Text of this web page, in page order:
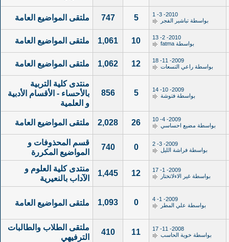
2010- 3- 1
بواسطة تباشير الفجر 5
747 ملتقى المواضيع العامة
2010- 2- 13
بواسطة fatma
10
1,061 ملتقى المواضيع العامة
2009- 11- 18
بواسطة راعي التسعات 12
1,062 ملتقى المواضيع العامة
2009- 10- 14
بواسطة فتوشة 5
856
منتدى كلية التربية
بالأحساء - الأقسام الأدبية
و العلمية
2009- 4- 10
بواسطة مضيع احساسي 26
2,028 ملتقى المواضيع العامة
2009- 3- 2
بواسطة فراشة الليل 0
740
قسم المحذوفات و
المواضيع المكررة
2009- 1- 17
بواسطة غير الاءلاتختار 12
1,445
منتدى كلية العلوم و
الآداب بالنعيرية
2009- 1- 4
بواسطة علي المطر 0
1,093 ملتقى المواضيع العامة
2008- 11- 17
بواسطة خوية الحاسب 11
410
ملتقى الطلاب والطالبات
الترفيهي